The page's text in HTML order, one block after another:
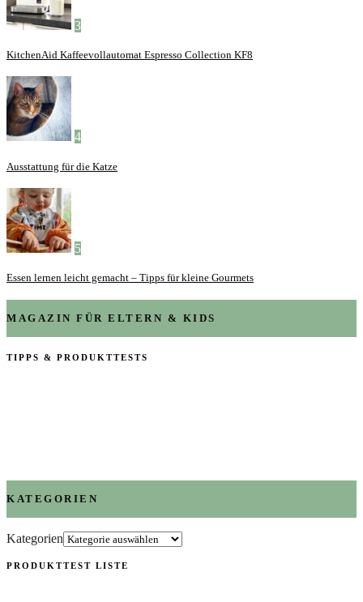
3
KitchenAid Kaffeevollautomat Espresso Collection KF8
4
Ausstattung für die Katze
5
Essen lernen leicht gemacht – Tipps für kleine Gourmets
MAGAZIN FÜR ELTERN & KIDS
TIPPS & PRODUKTTESTS
KATEGORIEN
Kategorien
PRODUKTTEST LISTE